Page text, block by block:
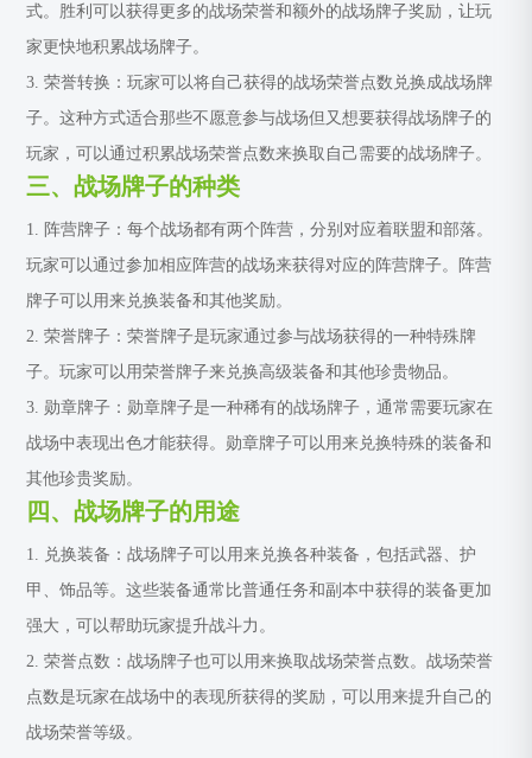
式。胜利可以获得更多的战场荣誉和额外的战场牌子奖励，让玩
家更快地积累战场牌子。
3. 荣誉转换：玩家可以将自己获得的战场荣誉点数兑换成战场牌
子。这种方式适合那些不愿意参与战场但又想要获得战场牌子的
玩家，可以通过积累战场荣誉点数来换取自己需要的战场牌子。
三、战场牌子的种类
1. 阵营牌子：每个战场都有两个阵营，分别对应着联盟和部落。
玩家可以通过参加相应阵营的战场来获得对应的阵营牌子。阵营
牌子可以用来兑换装备和其他奖励。
2. 荣誉牌子：荣誉牌子是玩家通过参与战场获得的一种特殊牌
子。玩家可以用荣誉牌子来兑换高级装备和其他珍贵物品。
3. 勋章牌子：勋章牌子是一种稀有的战场牌子，通常需要玩家在
战场中表现出色才能获得。勋章牌子可以用来兑换特殊的装备和
其他珍贵奖励。
四、战场牌子的用途
1. 兑换装备：战场牌子可以用来兑换各种装备，包括武器、护
甲、饰品等。这些装备通常比普通任务和副本中获得的装备更加
强大，可以帮助玩家提升战斗力。
2. 荣誉点数：战场牌子也可以用来换取战场荣誉点数。战场荣誉
点数是玩家在战场中的表现所获得的奖励，可以用来提升自己的
战场荣誉等级。